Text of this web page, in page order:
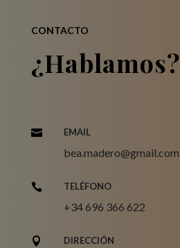
CONTACTO
¿Hablamos?
 EMAIL
bea.madero@gmail.com
 TELÉFONO
+34 696 366 622
 DIRECCIÓN